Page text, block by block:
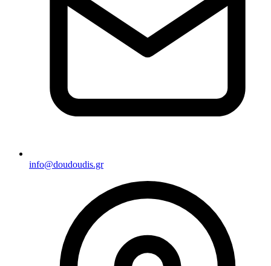
info@doudoudis.gr